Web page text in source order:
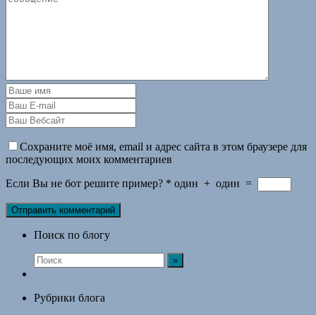
Сохраните моё имя, email и адрес сайта в этом браузере для
последующих моих комментариев
Если Вы не бот решите пример? * один + один =
Поиск по блогу
Рубрики блога